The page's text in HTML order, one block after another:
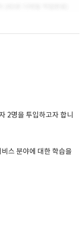
2명을 투입하고자 합니
스 분야에 대한 학습을